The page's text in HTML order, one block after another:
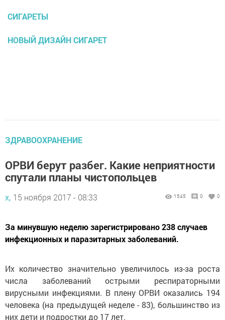
СИГАРЕТЫ
НОВЫЙ ДИЗАЙН СИГАРЕТ
ЗДРАВООХРАНЕНИЕ
ОРВИ берут разбег. Какие неприятности
спутали планы чистопольцев
х, 15 ноября 2017 - 08:33 1545 0 0
За минувшую неделю зарегистрировано 238 случаев
инфекционных и паразитарных заболеваний.
Их количество значительно увеличилось из-за роста
числа заболеваний острыми респираторными
вирусными инфекциями. В плену ОРВИ оказались 194
человека (на предыдущей неделе - 83), большинство из
них дети и подростки до 17 лет.